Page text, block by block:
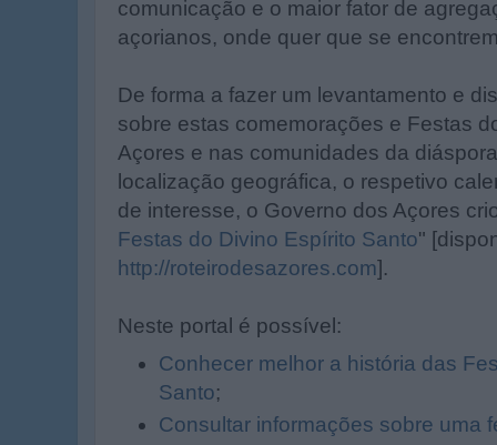
comunicação e o maior fator de
açorianos, onde quer que se
De forma a fazer um levantamento e
sobre estas comemorações e Festas
Açores e nas comunidades da
localização geográfica, o respetivo
de interesse, o Governo dos Açores
Festas do Divino Espírito Santo"
http://roteirodesazores.com].
Neste portal é possível:
Conhecer melhor a história das
Santo;
Consultar informações sobre uma